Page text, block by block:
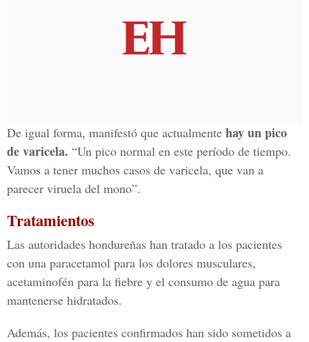
De igual forma, manifestó que actualmente hay un pico
de varicela. “Un pico normal en este período de tiempo.
Vamos a tener muchos casos de varicela, que van a
parecer viruela del mono”.
Tratamientos
Las autoridades hondureñas han tratado a los pacientes
con una paracetamol para los dolores musculares,
acetaminofén para la fiebre y el consumo de agua para
mantenerse hidratados.
Además, los pacientes confirmados han sido sometidos a